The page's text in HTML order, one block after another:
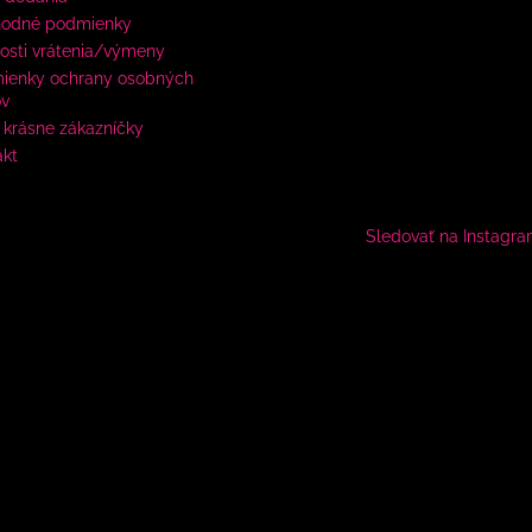
podmienky
vrátenia/výmeny
ochrany osobných
zákazníčky
Sledovať na